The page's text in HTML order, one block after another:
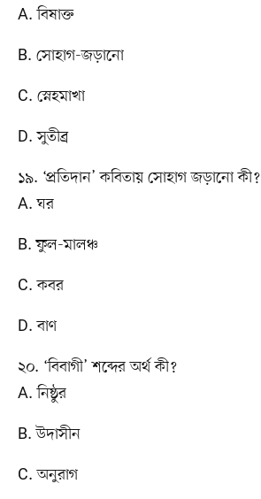
A. বিষাক্ত
B. সোহাগ-জড়ানো
C. স্নেহমাখা
D. সুতীব্র
১৯. ‘প্রতিদান’ কবিতায় সোহাগ জড়ানো কী?
A. ঘর
B. ফুল-মালঞ্চ
C. কবর
D. বাণ
২০. ‘বিবাগী’ শব্দের অর্থ কী?
A. নিষ্ঠুর
B. উদাসীন
C. অনুরাগ